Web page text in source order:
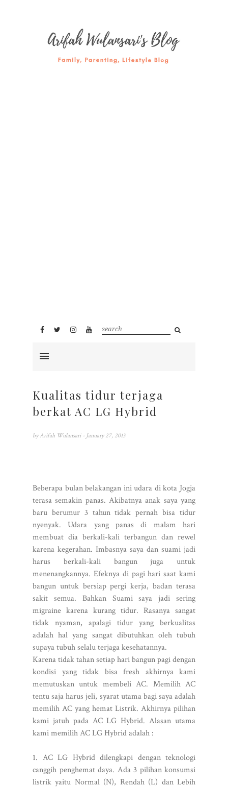
Kualitas tidur terjaga
berkat AC LG Hybrid
by Arifah Wulansari - January 27, 2013
Beberapa bulan belakangan ini udara di kota Jogja
terasa semakin panas. Akibatnya anak saya yang
baru berumur 3 tahun tidak pernah bisa tidur
nyenyak. Udara yang panas di malam hari
membuat dia berkali-kali terbangun dan rewel
karena kegerahan. Imbasnya saya dan suami jadi
harus berkali-kali bangun juga untuk
menenangkannya. Efeknya di pagi hari saat kami
bangun untuk bersiap pergi kerja, badan terasa
sakit semua. Bahkan Suami saya jadi sering
migraine karena kurang tidur. Rasanya sangat
tidak nyaman, apalagi tidur yang berkualitas
adalah hal yang sangat dibutuhkan oleh tubuh
supaya tubuh selalu terjaga kesehatannya.
Karena tidak tahan setiap hari bangun pagi dengan
kondisi yang tidak bisa fresh akhirnya kami
memutuskan untuk membeli AC. Memilih AC
tentu saja harus jeli, syarat utama bagi saya adalah
memilih AC yang hemat Listrik. Akhirnya pilihan
kami jatuh pada AC LG Hybrid. Alasan utama
kami memilih AC LG Hybrid adalah :
1. AC LG Hybrid dilengkapi dengan teknologi
canggih penghemat daya. Ada 3 pilihan konsumsi
listrik yaitu Normal (N), Rendah (L) dan Lebih